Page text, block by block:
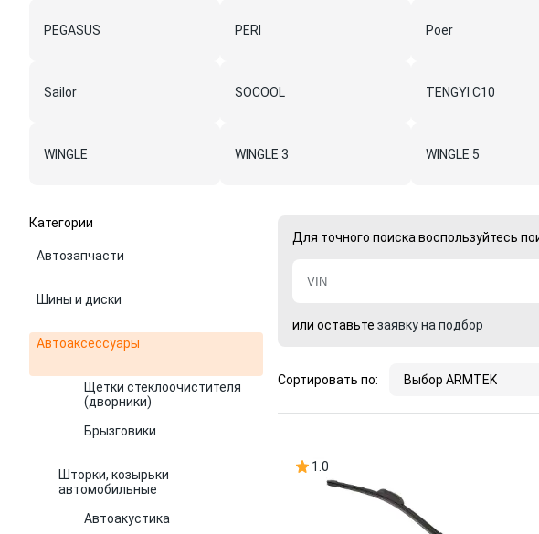
PEGASUS PERI Poer
Sailor SOCOOL TENGYI C10
WINGLE WINGLE 3 WINGLE 5
Категории
Автозапчасти
Шины и диски
Автоаксессуары
Щетки стеклоочистителя
(дворники)
Брызговики
Шторки, козырьки
автомобильные
Автоакустика
Для точного поиска воспользуйтесь
или оставьте заявку на подбор
Сортировать по: Выбор ARMTEK
1.0